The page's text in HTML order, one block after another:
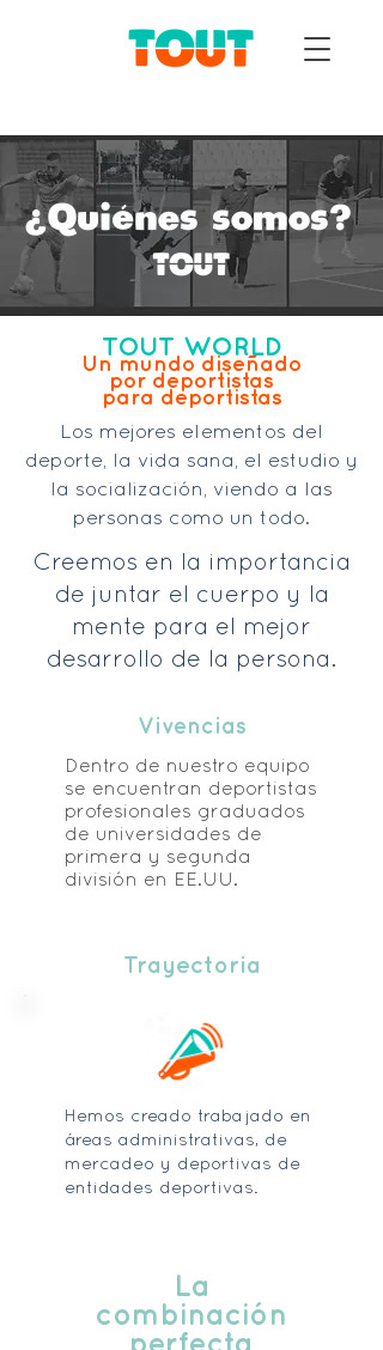
¿Quiénes somos?
TOUT WORLD
Un mundo diseñado
por deportistas
para deportistas
Los mejores elementos del
deporte, la vida sana, el estudio y
la socialización, viendo a las
personas como un todo.
Creemos en la importancia
de juntar el cuerpo y la
mente para el mejor
desarrollo de la persona.
Vivencias
Dentro de nuestro equipo
se encuentran deportistas
profesionales graduados
de universidades de
primera y segunda
división en EE.UU.
Trayectoria
Hemos creado trabajado en
áreas administrativas, de
mercadeo y deportivas de
entidades deportivas.
La
combinación